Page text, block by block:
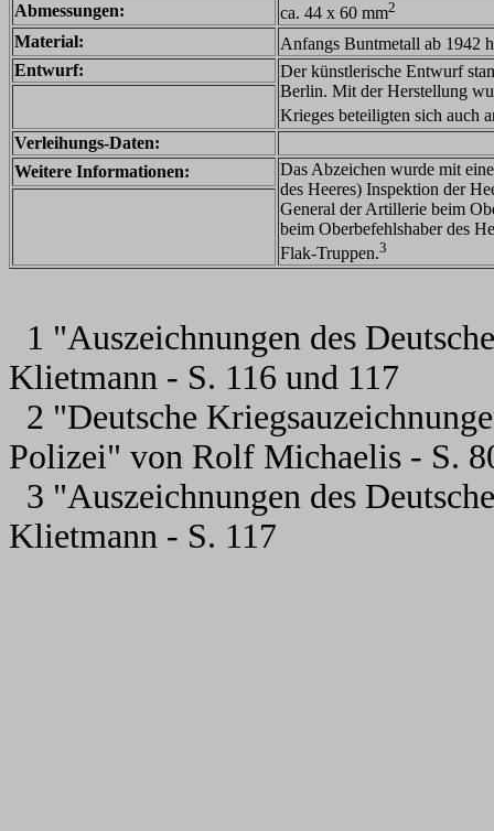
Abmessungen:
ca. 44 x 60 mm2
Material:
Anfangs Buntmetall ab 1942
Entwurf:
Der künstlerische Entwurf
Berlin. Mit der Herstellung
Krieges beteiligten sich auch
Verleihungs-Daten:
Weitere Informationen:
Das Abzeichen wurde mit
des Heeres) Inspektion der
General der Artillerie beim
beim Oberbefehlshaber des
Flak-Truppen.3
1 "Auszeichnungen des
Klietmann - S. 116 und 117
2 "Deutsche
Polizei" von Rolf Michaelis - S.
3 "Auszeichnungen des
Klietmann - S. 117